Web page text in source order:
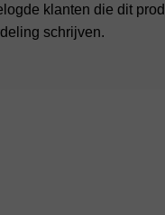
klanten die dit
schrijven.